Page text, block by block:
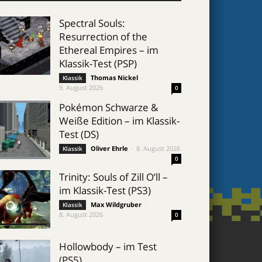
Spectral Souls:
Resurrection of the
Ethereal Empires – im
Klassik-Test (PSP)
Klassik Thomas Nickel
9. August 2026
0
Pokémon Schwarze &
Weiße Edition – im Klassik-
Test (DS)
Klassik Oliver Ehrle 8. August 2026
0
Trinity: Souls of Zill O’ll –
im Klassik-Test (PS3)
Klassik Max Wildgruber
8. August 2026
0
Hollowbody – im Test